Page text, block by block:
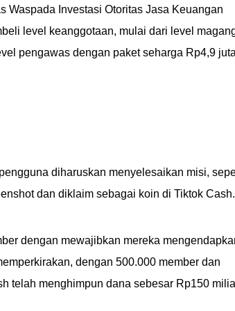
Waspada Investasi Otoritas Jasa Keuangan
level keanggotaan, mulai dari level
pengawas dengan paket seharga Rp4,9
diharuskan menyelesaikan misi,
dan diklaim sebagai koin di Tiktok Cash.
dengan mewajibkan mereka
dengan 500.000 member dan
telah menghimpun dana sebesar Rp150